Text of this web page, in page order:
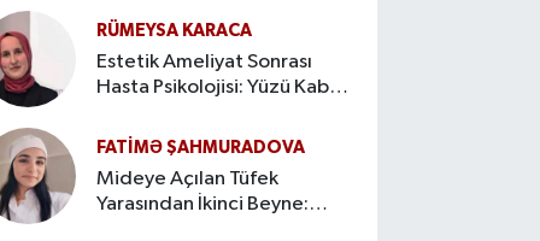
RÜMEYSA KARACA
Estetik Ameliyat Sonrası
Hasta Psikolojisi: Yüzü Kabul
FATIMƏ ŞAHMURADOVA
Mideye Açılan Tüfek
Yarasından İkinci Beyne: